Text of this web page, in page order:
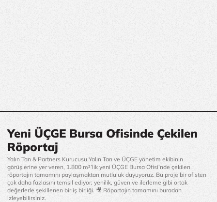
Yeni ÜÇGE Bursa Ofisinde Çekilen
Röportaj
Yalın Tan & Partners Kurucusu Yalın Tan ve ÜÇGE yönetim ekibinin
görüşlerine yer veren, 1.800 m²’lik yeni ÜÇGE Bursa Ofisi’nde çekilen
röportajın tamamını paylaşmaktan mutluluk duyuyoruz. Bu proje bir ofisten
çok daha fazlasını temsil ediyor; yenilik, güven ve ilerleme gibi ortak
değerlerle şekillenen bir iş birliği. 🎥 Röportajın tamamını buradan
izleyebilirsiniz.